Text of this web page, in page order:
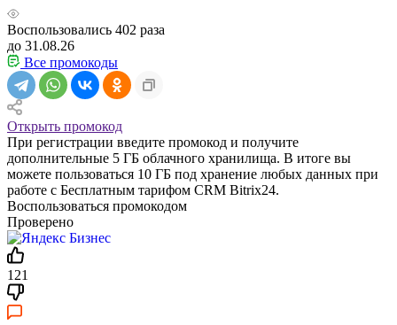
Воспользовались 402 раза
до 31.08.26
Все промокоды
Открыть промокод
При регистрации введите промокод и получите
дополнительные 5 ГБ облачного хранилища. В итоге вы
можете пользоваться 10 ГБ под хранение любых данных при
работе с Бесплатным тарифом CRM Bitrix24.
Воспользоваться промокодом
Проверено
121